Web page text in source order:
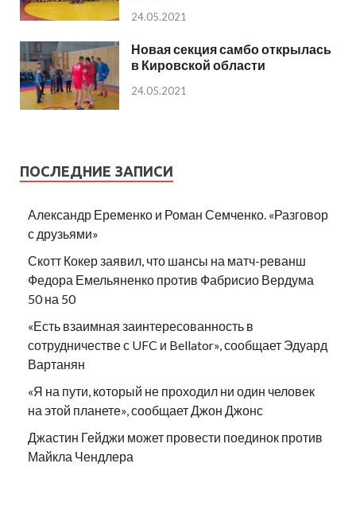
24.05.2021
Новая секция самбо открылась
в Кировской области
24.05.2021
ПОСЛЕДНИЕ ЗАПИСИ
Александр Еременко и Роман Семченко. «Разговор
с друзьями»
Скотт Кокер заявил, что шансы на матч-реванш
Федора Емельяненко против Фабрисио Вердума
50 на 50
«Есть взаимная заинтересованность в
сотрудничестве с UFC и Bellator», сообщает Эдуард
Вартанян
«Я на пути, который не проходил ни один человек
на этой планете», сообщает Джон Джонс
Джастин Гейджи может провести поединок против
Майкла Чендлера